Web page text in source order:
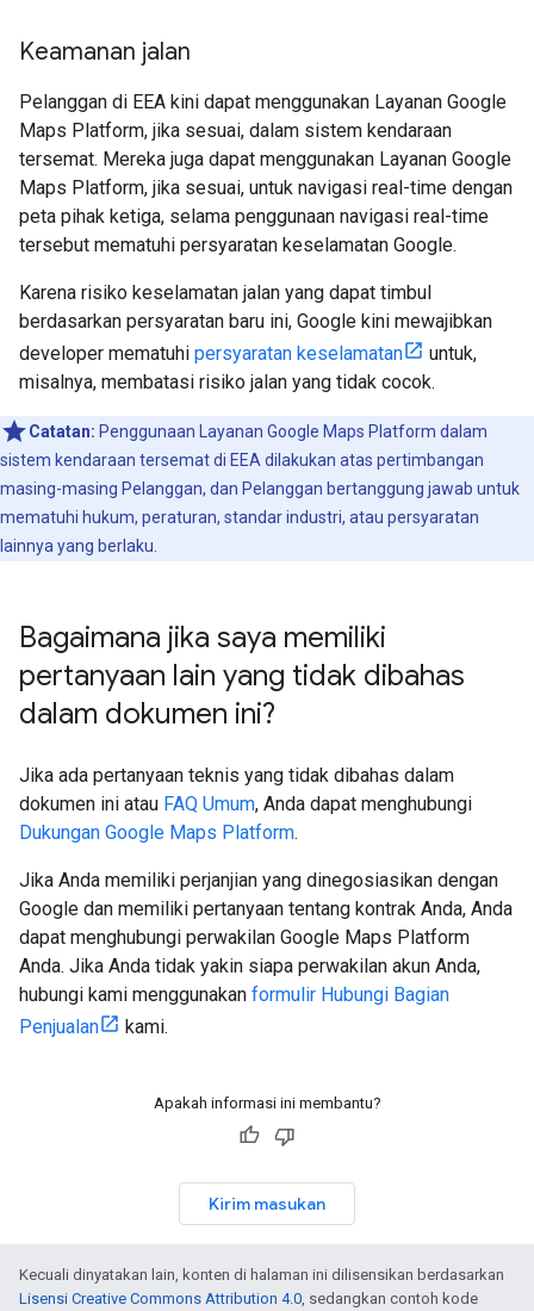
Keamanan jalan
Pelanggan di EEA kini dapat menggunakan Layanan Google
Maps Platform, jika sesuai, dalam sistem kendaraan
tersemat. Mereka juga dapat menggunakan Layanan Google
Maps Platform, jika sesuai, untuk navigasi real-time dengan
peta pihak ketiga, selama penggunaan navigasi real-time
tersebut mematuhi persyaratan keselamatan Google.
Karena risiko keselamatan jalan yang dapat timbul
berdasarkan persyaratan baru ini, Google kini mewajibkan
developer mematuhi persyaratan keselamatan
untuk,
misalnya, membatasi risiko jalan yang tidak cocok.
Catatan: Penggunaan Layanan Google Maps Platform dalam
sistem kendaraan tersemat di EEA dilakukan atas pertimbangan
masing-masing Pelanggan, dan Pelanggan bertanggung jawab untuk
mematuhi hukum, peraturan, standar industri, atau persyaratan
lainnya yang berlaku.
Bagaimana jika saya memiliki
pertanyaan lain yang tidak dibahas
dalam dokumen ini?
Jika ada pertanyaan teknis yang tidak dibahas dalam
dokumen ini atau FAQ Umum, Anda dapat menghubungi
Dukungan Google Maps Platform.
Jika Anda memiliki perjanjian yang dinegosiasikan dengan
Google dan memiliki pertanyaan tentang kontrak Anda, Anda
dapat menghubungi perwakilan Google Maps Platform
Anda. Jika Anda tidak yakin siapa perwakilan akun Anda,
hubungi kami menggunakan formulir Hubungi Bagian
Penjualan
kami.
Apakah informasi ini membantu?
Kirim masukan
Kecuali dinyatakan lain, konten di halaman ini dilisensikan berdasarkan
Lisensi Creative Commons Attribution 4.0, sedangkan contoh kode